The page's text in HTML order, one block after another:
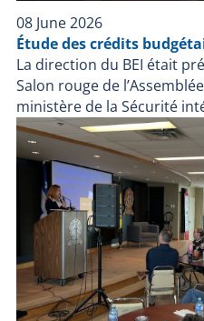
08 June 2026
Étude des crédits
La direction du BEI était
Salon rouge de
ministère de la Sécurité